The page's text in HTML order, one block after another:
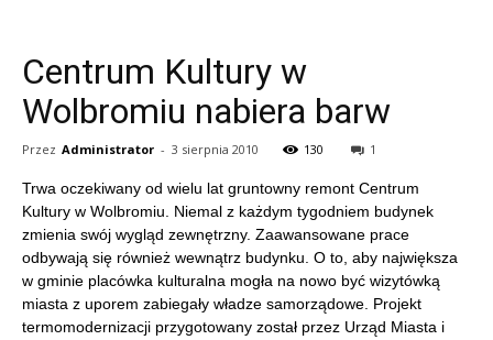
Centrum Kultury w
Wolbromiu nabiera barw
Przez Administrator - 3 sierpnia 2010 130 1
Trwa oczekiwany od wielu lat gruntowny remont Centrum
Kultury w Wolbromiu. Niemal z każdym tygodniem budynek
zmienia swój wygląd zewnętrzny. Zaawansowane prace
odbywają się również wewnątrz budynku. O to, aby największa
w gminie placówka kulturalna mogła na nowo być wizytówką
miasta z uporem zabiegały władze samorządowe. Projekt
termomodernizacji przygotowany został przez Urząd Miasta i